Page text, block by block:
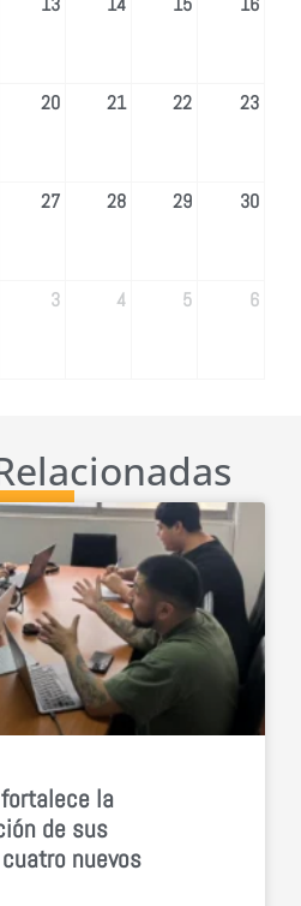
20 21 22 23
27 28 29 30
3 4 5 6
la
de sus
nuevos